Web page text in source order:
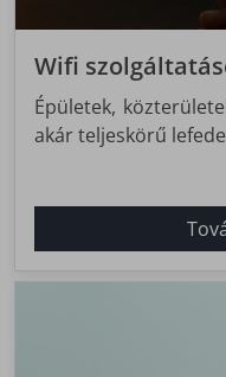
Wifi
Épületek,
akár teljeskörű